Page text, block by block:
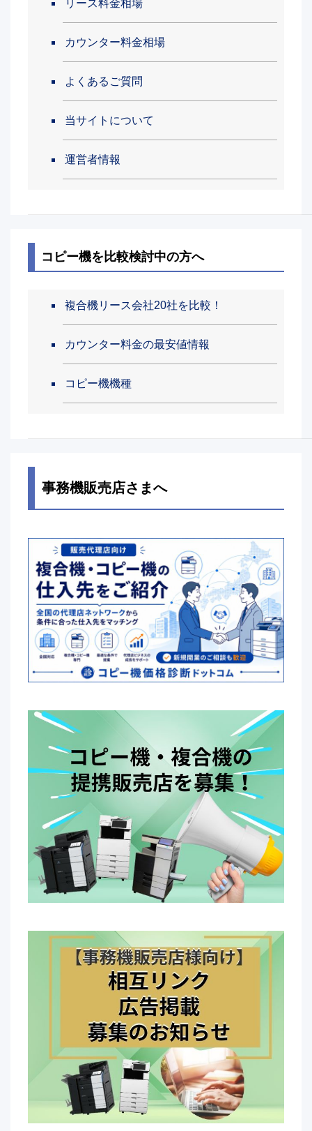
リース料金相場
カウンター料金相場
よくあるご質問
当サイトについて
運営者情報
コピー機を比較検討中の方へ
複合機リース会社20社を比較！
カウンター料金の最安値情報
コピー機機種
事務機販売店さまへ